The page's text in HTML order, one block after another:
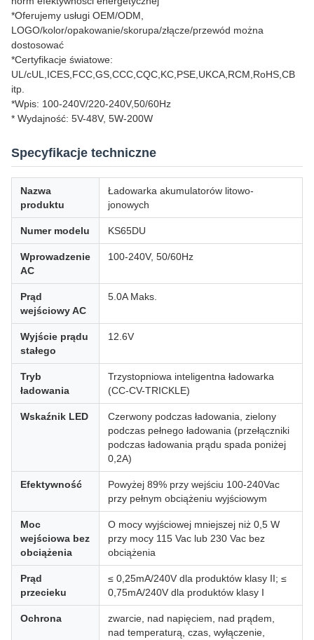
*Oferujemy usługi OEM/ODM,
LOGO/kolor/opakowanie/skorupa/złącze/przewód można
dostosować
*Certyfikacje światowe:
UL/cUL,ICES,FCC,GS,CCC,CQC,KC,PSE,UKCA,RCM,RoHS,CB
itp.
*Wpis: 100-240V/220-240V,50/60Hz
* Wydajność: 5V-48V, 5W-200W
Specyfikacje techniczne
Nazwa
produktu
Ładowarka akumulatorów litowo-
jonowych
Numer modelu KS65DU
Wprowadzenie
AC
100-240V, 50/60Hz
Prąd
wejściowy AC
5.0A Maks.
Wyjście prądu
stałego
12.6V
Tryb
ładowania
Trzystopniowa inteligentna ładowarka
(CC-CV-TRICKLE)
Wskaźnik LED
Czerwony podczas ładowania, zielony
podczas pełnego ładowania (przełączniki
podczas ładowania prądu spada poniżej
0,2A)
Efektywność
Powyżej 89% przy wejściu 100-240Vac
przy pełnym obciążeniu wyjściowym
Moc
wejściowa bez
obciążenia
O mocy wyjściowej mniejszej niż 0,5 W
przy mocy 115 Vac lub 230 Vac bez
obciążenia
Prąd
przecieku
≤ 0,25mA/240V dla produktów klasy II; ≤
0,75mA/240V dla produktów klasy I
Ochrona
zwarcie, nad napięciem, nad prądem,
nad temperaturą, czas, wyłączenie,